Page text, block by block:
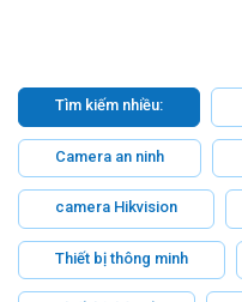
Tìm kiếm nhiều:
Camera an ninh
camera Hikvision
Thiết bị thông minh